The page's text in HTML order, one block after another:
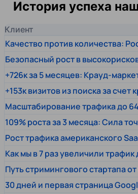
История успеха
Клиент
Качество против количества:
Безопасный рост в
+726к за 5 месяцев: Крауд-
+153к визитов из поиска за
Масштабирование трафика до
109% роста за 3 месяца: Сила
Рост трафика американского
Как мы в 7 раз увеличили
Путь стримингового стартапа
30 дней и первая страница